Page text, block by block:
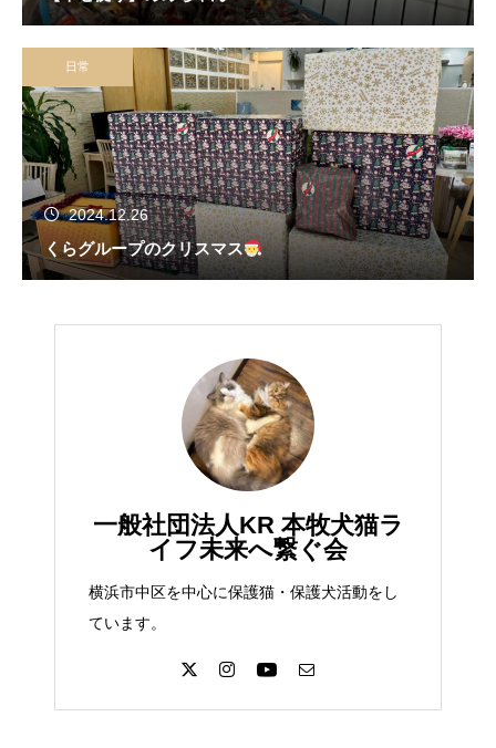
日常
2024.12.26
くらグループのクリスマス
一般社団法人KR 本牧犬猫ラ
イフ未来へ繋ぐ会
横浜市中区を中心に保護猫・保護犬活動をし
ています。